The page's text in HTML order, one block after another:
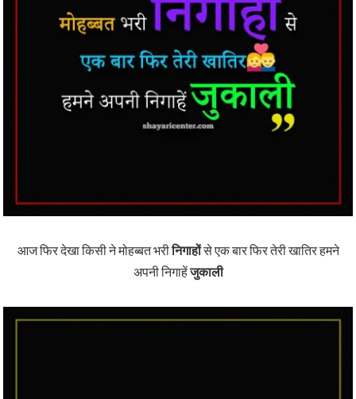
आज फिर देखा किसी ने मोहब्बत भरीनिगाहोंसे एक बार फिर तेरी खातिर हमने
अपनी निगाहेंजुकाली